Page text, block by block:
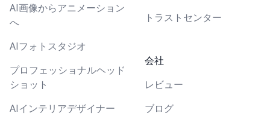
AI画像からアニメーション
へ
AIフォトスタジオ
プロフェッショナルヘッド
ショット
AIインテリアデザイナー
トラストセンター
会社
レビュー
ブログ